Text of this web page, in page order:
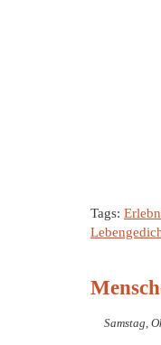
Tags:
Samstag,